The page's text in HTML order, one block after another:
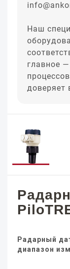
Наш
главное
доверяет
Радарный
диапазон